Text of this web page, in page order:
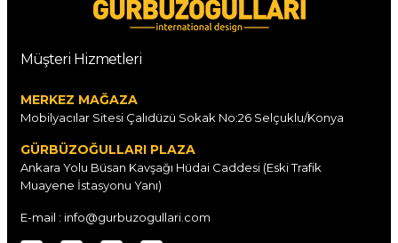
Müşteri Hizmetleri
MERKEZ MAĞAZA
Mobilyacılar Sitesi Çalıdüzü Sokak No:26 Selçuklu/Konya
GÜRBÜZOĞULLARI PLAZA
Ankara Yolu Büsan Kavşağı Hüdai Caddesi (Eski Trafik
Muayene İstasyonu Yanı)
E-mail : info@gurbuzogullari.com